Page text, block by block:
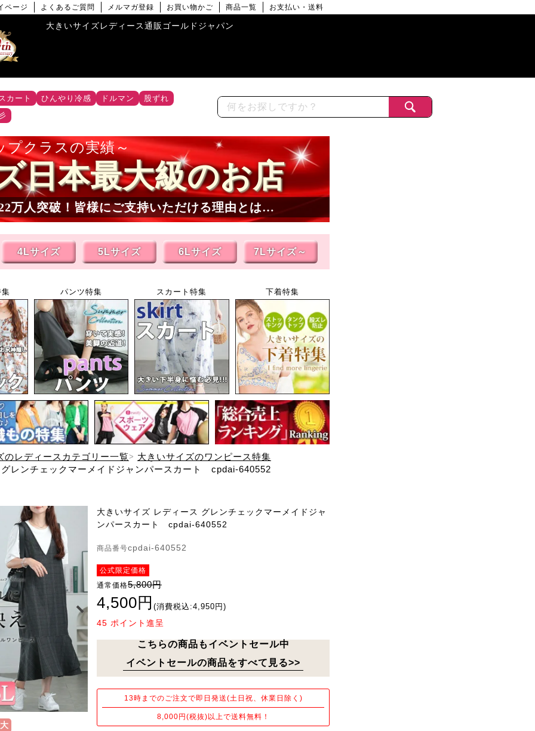
ページ よくあるご質問 メルマガ登録 お買い物かご 商品一覧 お支払い・送料
大きいサイズレディース通販ゴールドジャパン
カート ひんやり冷感 ドルマン
股ずれ
プクラスの実績
日本最大級のお店
万人突破！皆様にご支持いただける理由とは…
4Lサイズ 5Lサイズ 6Lサイズ 7Lサイズ～
パンツ特集 スカート特集 下着特集
のレディースカテゴリー一覧
大きいサイズのワンピース特集
レンチェックマーメイドジャンパースカート cpdai-640552
大きいサイズ レディース グレンチェックマーメイドジャ
ンパースカート cpdai-640552
商品番号cpdai-640552
公式限定価格
通常価格5,800円
4,500円 (消費税込:4,950円)
45 ポイント進呈
こちらの商品もイベントセール中
イベントセールの商品をすべて見る>>
13時までのご注文で即日発送(土日祝、休業日除く)
8,000円(税抜)以上で送料無料！